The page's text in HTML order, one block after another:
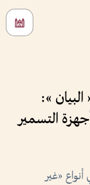
»:
التسمير
في أنواع «غير